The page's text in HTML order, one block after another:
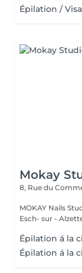
Épilation /
Mokay
8, Rue du
MOKAY Nails
Esch- sur -
Épilation á la
Épilation á la